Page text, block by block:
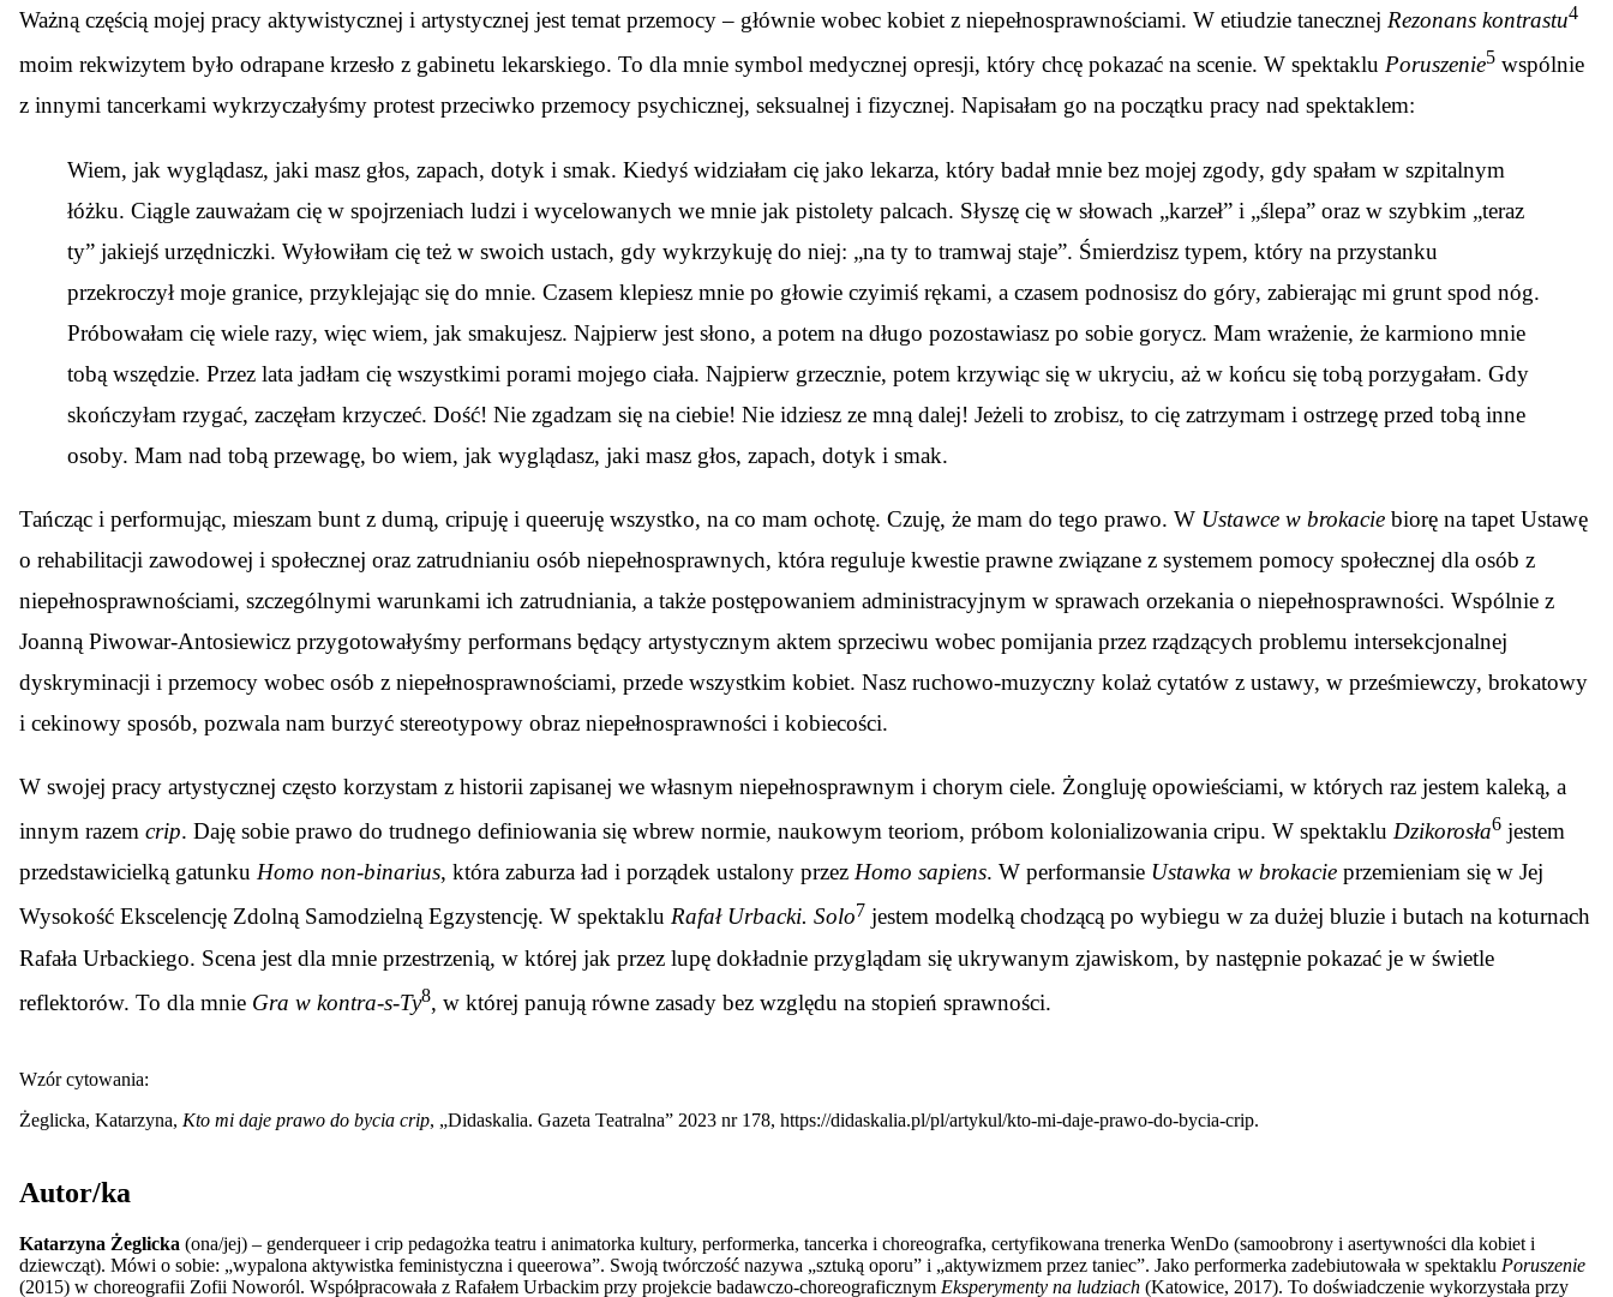
Ważną częścią mojej pracy aktywistycznej i artystycznej jest temat przemocy – głównie wobec kobiet z niepełnosprawnościami. W etiudzie tanecznej Rezonans kontrastu4
moim rekwizytem było odrapane krzesło z gabinetu lekarskiego. To dla mnie symbol medycznej opresji, który chcę pokazać na scenie. W spektaklu Poruszenie5 wspólnie
z innymi tancerkami wykrzyczałyśmy protest przeciwko przemocy psychicznej, seksualnej i fizycznej. Napisałam go na początku pracy nad spektaklem:
Wiem, jak wyglądasz, jaki masz głos, zapach, dotyk i smak. Kiedyś widziałam cię jako lekarza, który badał mnie bez mojej zgody, gdy spałam w szpitalnym
łóżku. Ciągle zauważam cię w spojrzeniach ludzi i wycelowanych we mnie jak pistolety palcach. Słyszę cię w słowach „karzeł” i „ślepa” oraz w szybkim „teraz
ty” jakiejś urzędniczki. Wyłowiłam cię też w swoich ustach, gdy wykrzykuję do niej: „na ty to tramwaj staje”. Śmierdzisz typem, który na przystanku
przekroczył moje granice, przyklejając się do mnie. Czasem klepiesz mnie po głowie czyimiś rękami, a czasem podnosisz do góry, zabierając mi grunt spod nóg.
Próbowałam cię wiele razy, więc wiem, jak smakujesz. Najpierw jest słono, a potem na długo pozostawiasz po sobie gorycz. Mam wrażenie, że karmiono mnie
tobą wszędzie. Przez lata jadłam cię wszystkimi porami mojego ciała. Najpierw grzecznie, potem krzywiąc się w ukryciu, aż w końcu się tobą porzygałam. Gdy
skończyłam rzygać, zaczęłam krzyczeć. Dość! Nie zgadzam się na ciebie! Nie idziesz ze mną dalej! Jeżeli to zrobisz, to cię zatrzymam i ostrzegę przed tobą inne
osoby. Mam nad tobą przewagę, bo wiem, jak wyglądasz, jaki masz głos, zapach, dotyk i smak.
Tańcząc i performując, mieszam bunt z dumą, cripuję i queeruję wszystko, na co mam ochotę. Czuję, że mam do tego prawo. W Ustawce w brokacie biorę na tapet Ustawę
o rehabilitacji zawodowej i społecznej oraz zatrudnianiu osób niepełnosprawnych, która reguluje kwestie prawne związane z systemem pomocy społecznej dla osób z
niepełnosprawnościami, szczególnymi warunkami ich zatrudniania, a także postępowaniem administracyjnym w sprawach orzekania o niepełnosprawności. Wspólnie z
Joanną Piwowar-Antosiewicz przygotowałyśmy performans będący artystycznym aktem sprzeciwu wobec pomijania przez rządzących problemu intersekcjonalnej
dyskryminacji i przemocy wobec osób z niepełnosprawnościami, przede wszystkim kobiet. Nasz ruchowo-muzyczny kolaż cytatów z ustawy, w prześmiewczy, brokatowy
i cekinowy sposób, pozwala nam burzyć stereotypowy obraz niepełnosprawności i kobiecości.
W swojej pracy artystycznej często korzystam z historii zapisanej we własnym niepełnosprawnym i chorym ciele. Żongluję opowieściami, w których raz jestem kaleką, a
innym razem crip. Daję sobie prawo do trudnego definiowania się wbrew normie, naukowym teoriom, próbom kolonializowania cripu. W spektaklu Dzikorosła6 jestem
przedstawicielką gatunku Homo non-binarius, która zaburza ład i porządek ustalony przez Homo sapiens. W performansie Ustawka w brokacie przemieniam się w Jej
Wysokość Ekscelencję Zdolną Samodzielną Egzystencję. W spektaklu Rafał Urbacki. Solo7 jestem modelką chodzącą po wybiegu w za dużej bluzie i butach na koturnach
Rafała Urbackiego. Scena jest dla mnie przestrzenią, w której jak przez lupę dokładnie przyglądam się ukrywanym zjawiskom, by następnie pokazać je w świetle
reflektorów. To dla mnie Gra w kontra-s-Ty8, w której panują równe zasady bez względu na stopień sprawności.
Wzór cytowania:
Żeglicka, Katarzyna, Kto mi daje prawo do bycia crip, „Didaskalia. Gazeta Teatralna” 2023 nr 178, https://didaskalia.pl/pl/artykul/kto-mi-daje-prawo-do-bycia-crip.
Autor/ka
Katarzyna Żeglicka (ona/jej) – genderqueer i crip pedagożka teatru i animatorka kultury, performerka, tancerka i choreografka, certyfikowana trenerka WenDo (samoobrony i asertywności dla kobiet i
dziewcząt). Mówi o sobie: „wypalona aktywistka feministyczna i queerowa”. Swoją twórczość nazywa „sztuką oporu” i „aktywizmem przez taniec”. Jako performerka zadebiutowała w spektaklu Poruszenie
(2015) w choreografii Zofii Noworól. Współpracowała z Rafałem Urbackim przy projekcie badawczo-choreograficznym Eksperymenty na ludziach (Katowice, 2017). To doświadczenie wykorzystała przy